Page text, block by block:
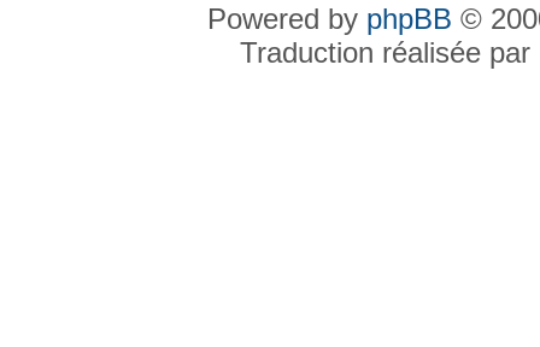
Powered by phpBB ©
Traduction réalisée par